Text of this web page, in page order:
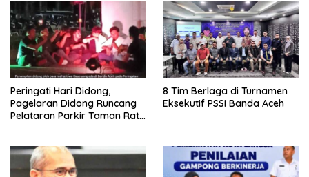
Peringati Hari Didong,
Pagelaran Didong Runcang
Pelataran Parkir Taman Ratu
8 Tim Berlaga di Turnamen
Eksekutif PSSI Banda Aceh